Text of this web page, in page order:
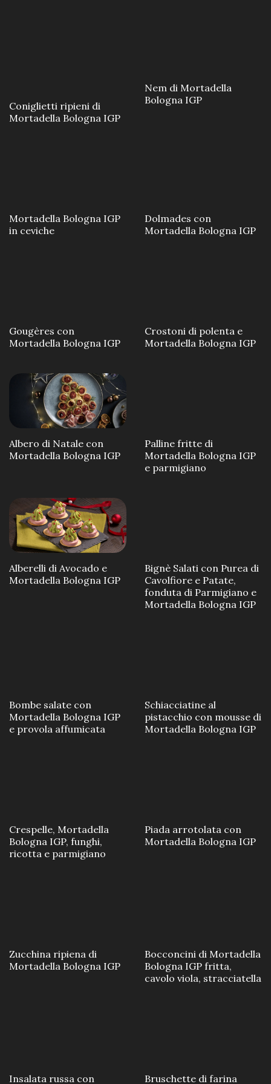
Coniglietti ripieni di
Mortadella Bologna IGP
Nem di Mortadella
Bologna IGP
Mortadella Bologna IGP
in ceviche
Dolmades con
Mortadella Bologna IGP
Gougères con
Mortadella Bologna IGP
Crostoni di polenta e
Mortadella Bologna IGP
Albero di Natale con
Mortadella Bologna IGP
Palline fritte di
Mortadella Bologna IGP
e parmigiano
Alberelli di Avocado e
Mortadella Bologna IGP
Bignè Salati con Purea di
Cavolfiore e Patate,
fonduta di Parmigiano e
Mortadella Bologna IGP
Bombe salate con
Mortadella Bologna IGP
e provola affumicata
Schiacciatine al
pistacchio con mousse di
Mortadella Bologna IGP
Crespelle, Mortadella
Bologna IGP, funghi,
ricotta e parmigiano
Piada arrotolata con
Mortadella Bologna IGP
Zucchina ripiena di
Mortadella Bologna IGP
Bocconcini di Mortadella
Bologna IGP fritta,
cavolo viola, stracciatella
Insalata russa con Bruschette di farina